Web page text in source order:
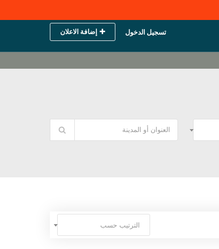
تسجيل الدخول إضافة الاعلان
الترتيب حسب